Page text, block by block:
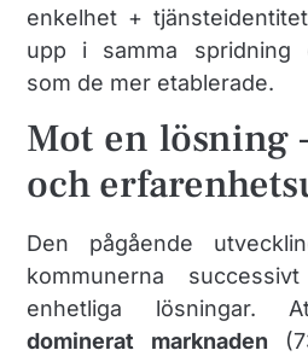
enkelhet +
upp i samma spridning
som de mer etablerade.
Mot en lösning
och
Den pågående
kommunerna
enhetliga lösningar.
dominerat marknaden